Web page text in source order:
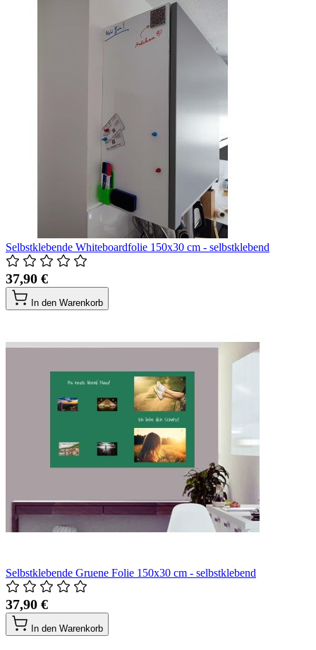
Selbstklebende Whiteboardfolie 150x30 cm - selbstklebend
37,90 €
In den Warenkorb
Selbstklebende Gruene Folie 150x30 cm - selbstklebend
37,90 €
In den Warenkorb